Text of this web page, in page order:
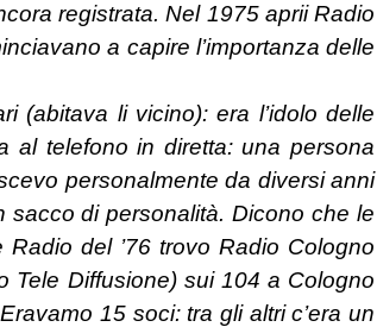
registrata. Nel 1975 aprii Radio
a capire l’importanza delle
(abitava li vicino): era l’idolo delle
al telefono in diretta: una persona
personalmente da diversi anni
sacco di personalità. Dicono che le
del ’76 trovo Radio Cologno
Tele Diffusione) sui 104 a Cologno
15 soci: tra gli altri c’era un